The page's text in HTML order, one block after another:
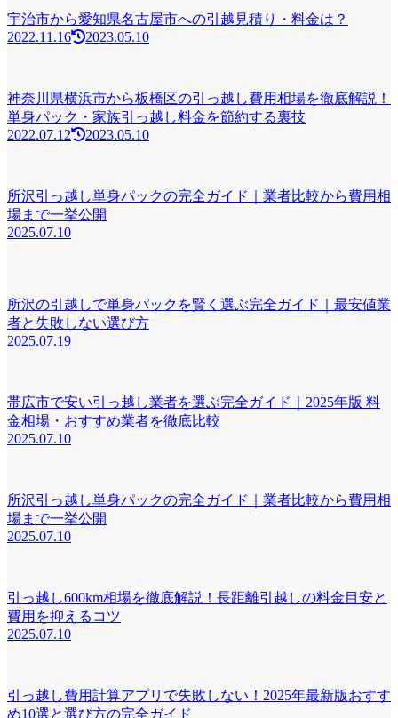
宇治市から愛知県名古屋市への引越見積り・料金は？
2022.11.16
2023.05.10
神奈川県横浜市から板橋区の引っ越し費用相場を徹底解説！
単身パック・家族引っ越し料金を節約する裏技
2022.07.12
2023.05.10
所沢引っ越し単身パックの完全ガイド｜業者比較から費用相
場まで一挙公開
2025.07.10
所沢の引越しで単身パックを賢く選ぶ完全ガイド｜最安値業
者と失敗しない選び方
2025.07.19
帯広市で安い引っ越し業者を選ぶ完全ガイド｜2025年版 料
金相場・おすすめ業者を徹底比較
2025.07.10
所沢引っ越し単身パックの完全ガイド｜業者比較から費用相
場まで一挙公開
2025.07.10
引っ越し600km相場を徹底解説！長距離引越しの料金目安と
費用を抑えるコツ
2025.07.10
引っ越し費用計算アプリで失敗しない！2025年最新版おすす
め10選と選び方の完全ガイド